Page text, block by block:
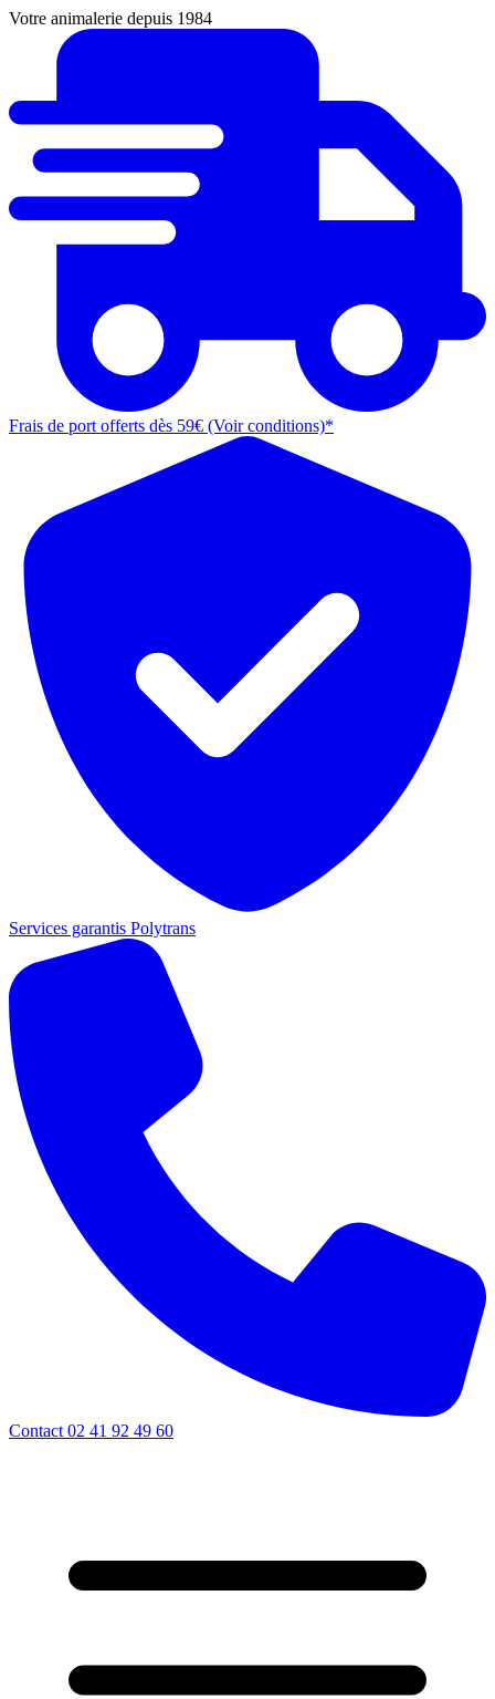
Votre animalerie depuis 1984
Frais de port offerts dès 59€ (Voir conditions)*
Services garantis Polytrans
Contact 02 41 92 49 60